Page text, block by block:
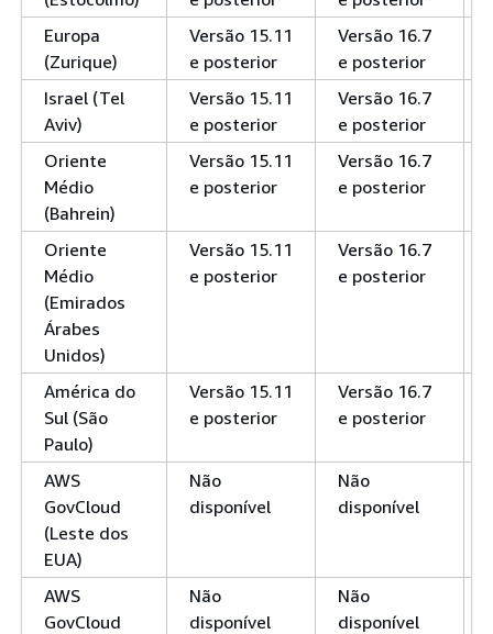
Europa
(Zurique)
Versão 15.11
e posterior
Versão 16.7
e posterior
Israel (Tel
Aviv)
Versão 15.11
e posterior
Versão 16.7
e posterior
Oriente
Médio
(Bahrein)
Versão 15.11
e posterior
Versão 16.7
e posterior
Oriente
Médio
(Emirados
Árabes
Unidos)
Versão 15.11
e posterior
Versão 16.7
e posterior
América do
Sul (São
Paulo)
Versão 15.11
e posterior
Versão 16.7
e posterior
AWS
GovCloud
(Leste dos
EUA)
Não
disponível
Não
disponível
AWS
GovCloud
Não
disponível
Não
disponível